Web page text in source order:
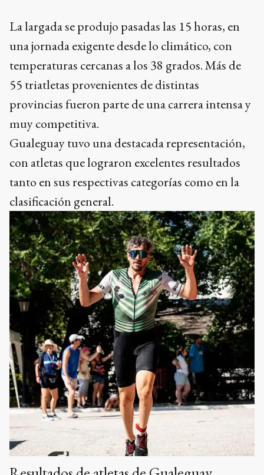
La largada se produjo pasadas las 15 horas, en
una jornada exigente desde lo climático, con
temperaturas cercanas a los 38 grados. Más de
55 triatletas provenientes de distintas
provincias fueron parte de una carrera intensa y
muy competitiva.
Gualeguay tuvo una destacada representación,
con atletas que lograron excelentes resultados
tanto en sus respectivas categorías como en la
clasificación general.